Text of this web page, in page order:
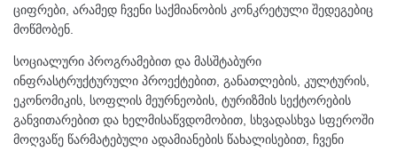
ციფრები, არამედ ჩვენი საქმიანობის კონკრეტული შედეგებიც
მოწმობენ.
სოციალური პროგრამებით და მასშტაბური
ინფრასტრუქტურული პროექტებით, განათლების, კულტურის,
ეკონომიკის, სოფლის მეურნეობის, ტურიზმის სექტორების
განვითარებით და ხელმისაწვდომობით, სხვადასხვა სფეროში
მოღვაწე წარმატებული ადამიანების წახალისებით, ჩვენი